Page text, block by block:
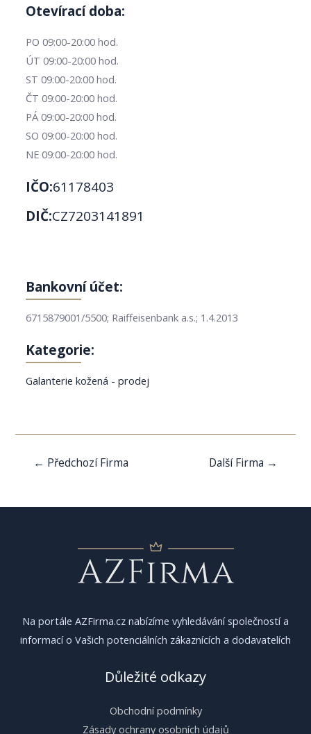
Otevírací doba:
PO 09:00-20:00 hod.
ÚT 09:00-20:00 hod.
ST 09:00-20:00 hod.
ČT 09:00-20:00 hod.
PÁ 09:00-20:00 hod.
SO 09:00-20:00 hod.
NE 09:00-20:00 hod.
IČO:61178403
DIČ:CZ7203141891
Bankovní účet:
6715879001/5500; Raiffeisenbank a.s.; 1.4.2013
Kategorie:
Galanterie kožená - prodej
Navigace
← Předchozí Firma Další Firma →
Na portále AZFirma.cz nabízíme vyhledávání společností a
informací o Vašich potenciálních zákaznících a dodavatelích
Důležité odkazy
Obchodní podmínky
Zásady ochrany osobních údajů